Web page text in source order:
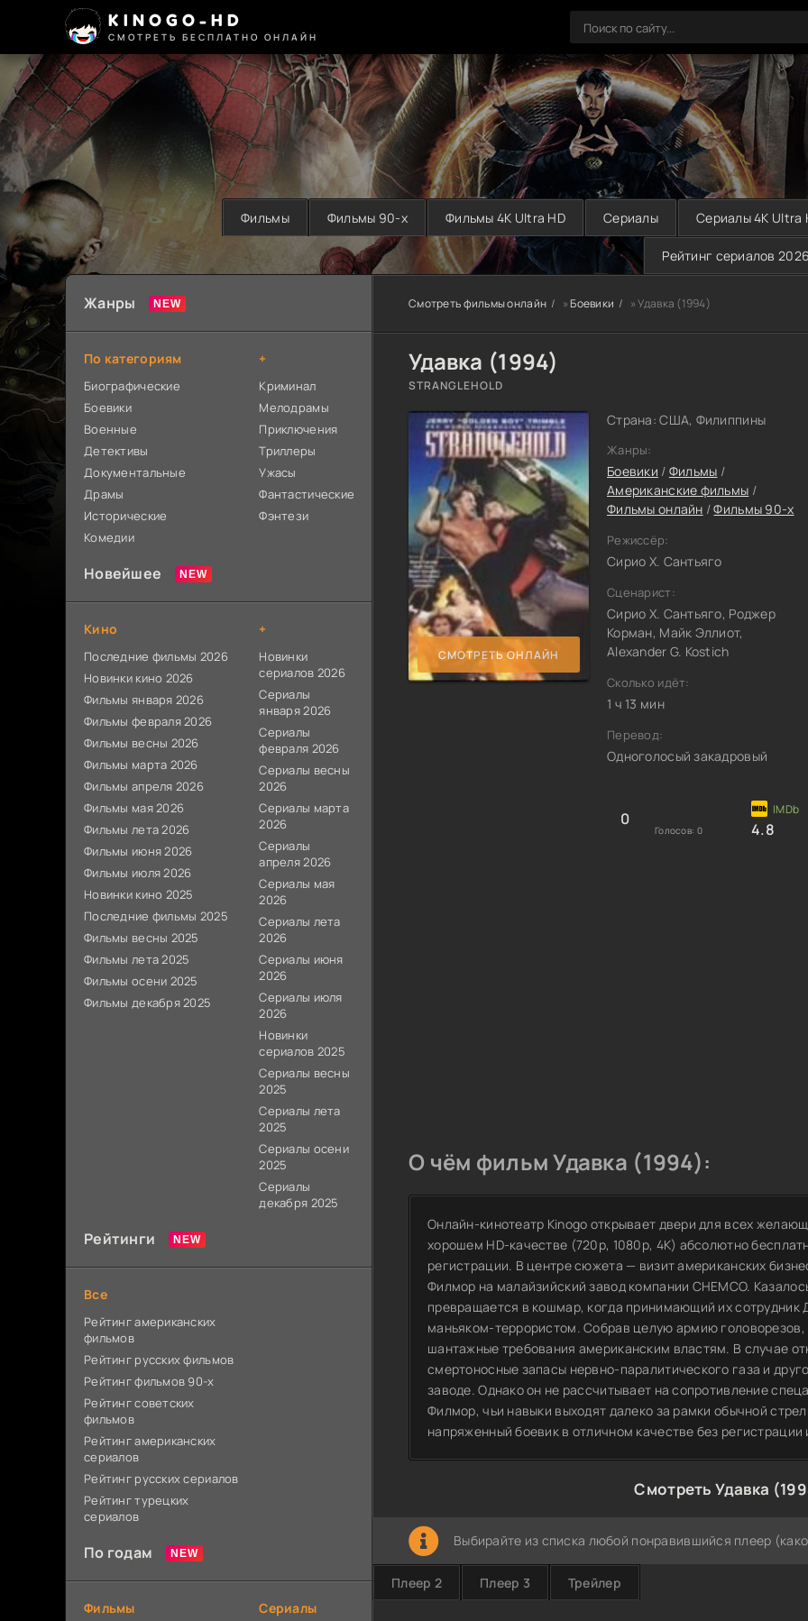
KINOGO-HD
СМОТРЕТЬ БЕСПЛАТНО ОНЛАЙН
Фильмы Фильмы 90-х Фильмы 4K Ultra HD Сериалы Сериалы 4K Ultra
Рейтинг сериалов
Смотреть фильмы онлайн »Боевики » Удавка (1994)
Удавка (1994)
STRANGLEHOLD
СМОТРЕТЬ ОНЛАЙН
Страна: США, Филиппины
Жанры:
Боевики / Фильмы /
Американские фильмы /
Фильмы онлайн /Фильмы 90-х
Режиссёр:
Сирио Х. Сантьяго
Сценарист:
Сирио Х. Сантьяго, Роджер
Корман, Майк Эллиот,
Alexander G. Kostich
Сколько идёт:
1 ч 13 мин
Перевод:
Одноголосый закадровый
0
Голосов: 0 4.8
О чём фильм Удавка (1994):
Онлайн-кинотеатр Kinogo открывает двери для всех
хорошем HD-качестве (720p, 1080p, 4K) абсолютно
регистрации. В центре сюжета — визит американских
Филмор на малайзийский завод компании CHEMCO.
превращается в кошмар, когда принимающий их сотрудник
маньяком-террористом. Собрав целую армию
шантажные требования американским властям. В случае
смертоносные запасы нервно-паралитического газа и
заводе. Однако он не рассчитывает на сопротивление
Филмор, чьи навыки выходят далеко за рамки обычной
напряженный боевик в отличном качестве без регистрации
Смотреть Удавка
Выбирайте из списка любой понравившийся плеер
Плеер 2 Плеер 3 Трейлер
Жанры
По категориям
Биографические
Боевики
Военные
Детективы
Документальные
Драмы
Исторические
Комедии
+
Криминал
Мелодрамы
Приключения
Триллеры
Ужасы
Фантастические
Фэнтези
Новейшее
Кино
Последние фильмы 2026
Новинки кино 2026
Фильмы января 2026
Фильмы февраля 2026
Фильмы весны 2026
Фильмы марта 2026
Фильмы апреля 2026
Фильмы мая 2026
Фильмы лета 2026
Фильмы июня 2026
Фильмы июля 2026
Новинки кино 2025
Последние фильмы 2025
Фильмы весны 2025
Фильмы лета 2025
Фильмы осени 2025
Фильмы декабря 2025
+
Новинки
сериалов 2026
Сериалы
января 2026
Сериалы
февраля 2026
Сериалы весны
2026
Сериалы марта
2026
Сериалы
апреля 2026
Сериалы мая
2026
Сериалы лета
2026
Сериалы июня
2026
Сериалы июля
2026
Новинки
сериалов 2025
Сериалы весны
2025
Сериалы лета
2025
Сериалы осени
2025
Сериалы
декабря 2025
Рейтинги
Все
Рейтинг американских
фильмов
Рейтинг русских фильмов
Рейтинг фильмов 90-х
Рейтинг советских
фильмов
Рейтинг американских
сериалов
Рейтинг русских сериалов
Рейтинг турецких
сериалов
По годам
Фильмы Сериалы